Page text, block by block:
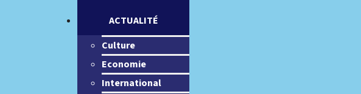
ACTUALITÉ
Culture
Economie
International